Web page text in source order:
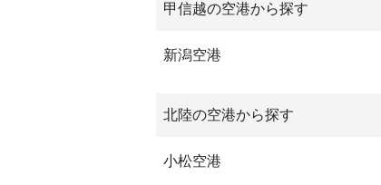
甲信越の空港から探す
新潟空港
北陸の空港から探す
小松空港